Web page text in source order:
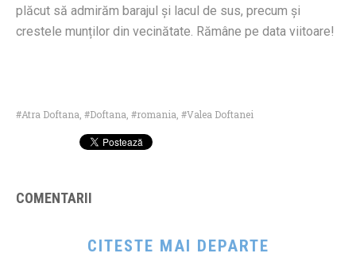
plăcut să admirăm barajul și lacul de sus, precum și
crestele munților din vecinătate. Rămâne pe data viitoare!
Atra Doftana, Doftana, romania, Valea Doftanei
COMENTARII
CITESTE MAI DEPARTE